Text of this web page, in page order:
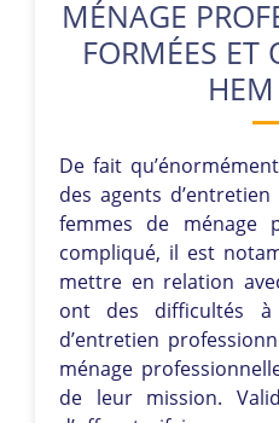
MÉNAGE
FORMÉES ET
De fait
des agents
femmes de ménage
compliqué, il est
mettre en relation
ont des difficultés
d’entretien
ménage
de leur mission.